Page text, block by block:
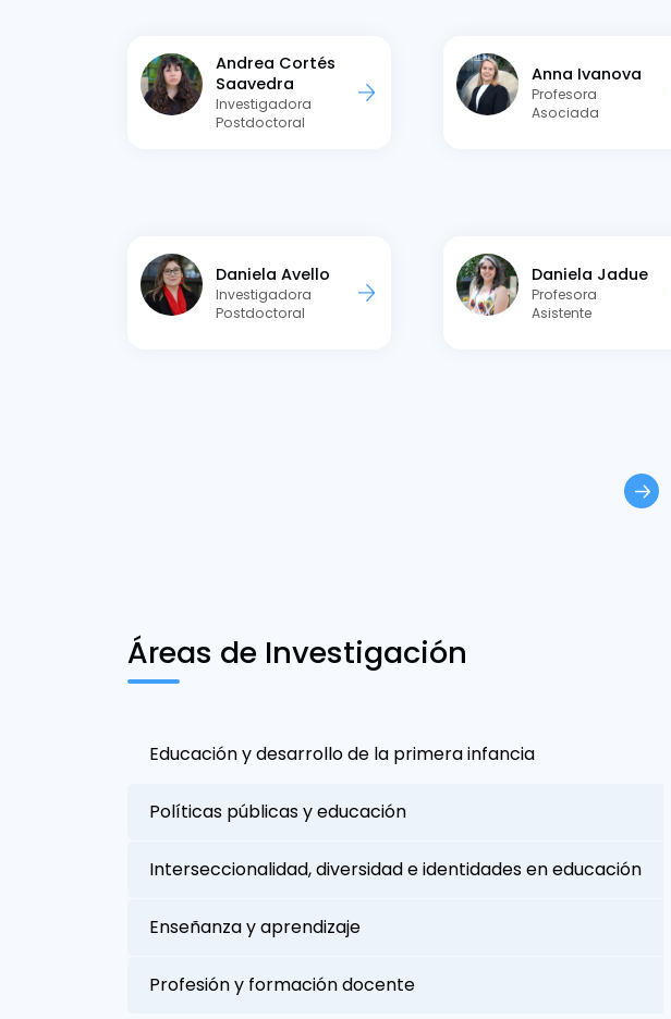
Andrea Cortés
Saavedra
Investigadora
Postdoctoral
Anna Ivanova
Profesora
Asociada
Daniela Avello
Investigadora
Postdoctoral
Daniela Jadue
Profesora
Asistente
Áreas de Investigación
Educación y desarrollo de la primera infancia
Políticas públicas y educación
Interseccionalidad, diversidad e identidades en educación
Enseñanza y aprendizaje
Profesión y formación docente